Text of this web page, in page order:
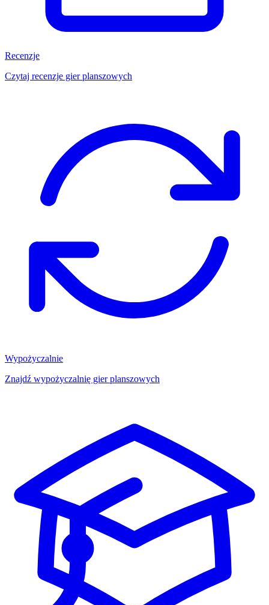
Recenzje
Czytaj recenzje gier planszowych
Wypożyczalnie
Znajdź wypożyczalnię gier planszowych